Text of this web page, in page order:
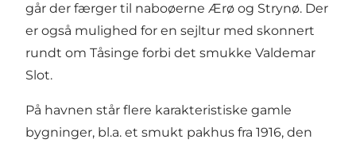
går der færger til naboøerne Ærø og Strynø. Der
er også mulighed for en sejltur med skonnert
rundt om Tåsinge forbi det smukke Valdemar
Slot.
På havnen står flere karakteristiske gamle
bygninger, bl.a. et smukt pakhus fra 1916, den